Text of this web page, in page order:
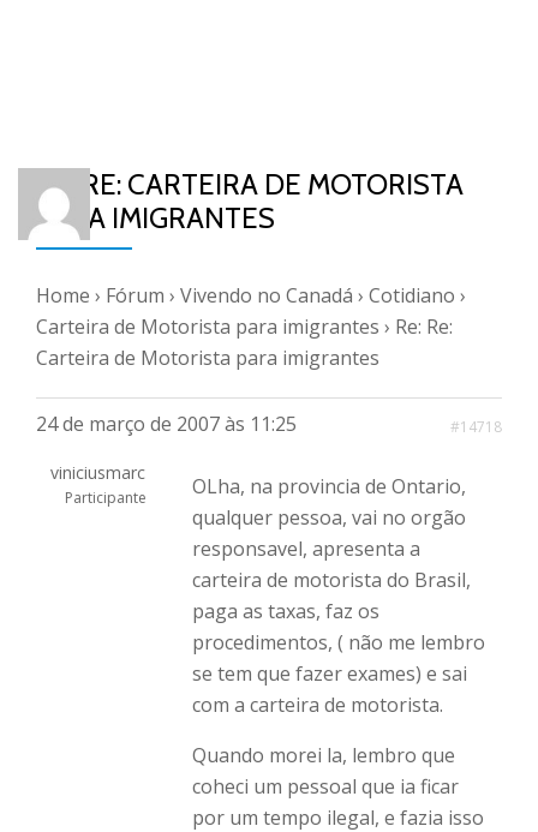
RE: RE: CARTEIRA DE MOTORISTA
PARA IMIGRANTES
Home › Fórum › Vivendo no Canadá › Cotidiano ›
Carteira de Motorista para imigrantes › Re: Re:
Carteira de Motorista para imigrantes
24 de março de 2007 às 11:25 #14718
viniciusmarc
Participante
OLha, na provincia de Ontario,
qualquer pessoa, vai no orgão
responsavel, apresenta a
carteira de motorista do Brasil,
paga as taxas, faz os
procedimentos, ( não me lembro
se tem que fazer exames) e sai
com a carteira de motorista.
Quando morei la, lembro que
coheci um pessoal que ia ficar
por um tempo ilegal, e fazia isso